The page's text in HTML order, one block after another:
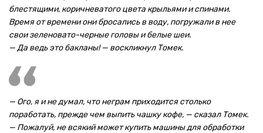
блестящими, коричневатого цвета крыльями и спинами.
Время от времени они бросались в воду, погружали в нее
свои зеленовато-черные головы и белые шеи.
— Да ведь это бакланы! — воскликнул Томек.
— Ого, я и не думал, что неграм приходится столько
поработать, прежде чем выпить чашку кофе, — сказал Томек.
— Пожалуй, не всякий может купить машины для обработки